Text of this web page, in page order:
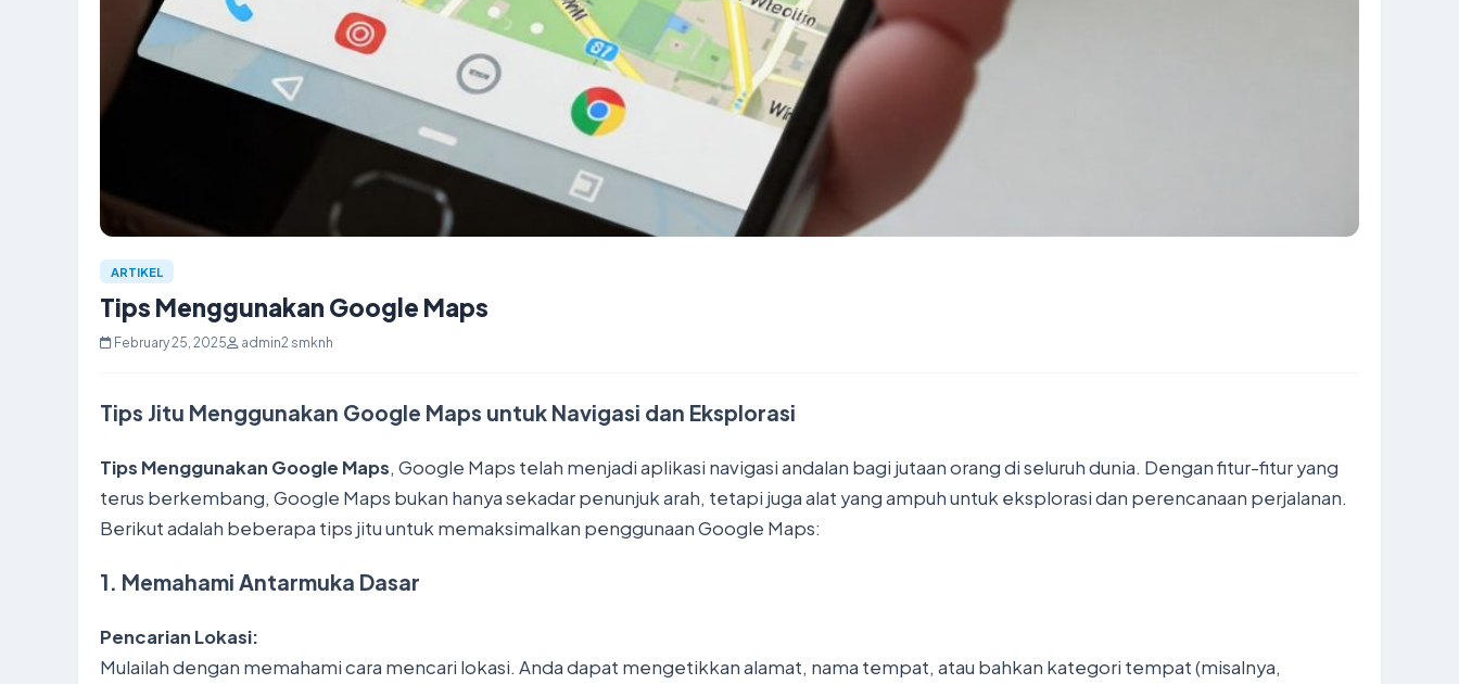
ARTIKEL
Tips Menggunakan Google Maps
February 25, 2025 admin2 smknh
Tips Jitu Menggunakan Google Maps untuk Navigasi dan Eksplorasi
Tips Menggunakan Google Maps, Google Maps telah menjadi aplikasi navigasiandalan bagi jutaan orang di seluruh dunia. Dengan fitur-fitur yang
terus berkembang, Google Maps bukan hanya sekadar penunjuk arah, tetapi juga alat yang ampuh untuk eksplorasi dan perencanaan perjalanan.
Berikut adalah beberapa tips jitu untuk memaksimalkan penggunaan Google Maps:
1. Memahami Antarmuka Dasar
Pencarian Lokasi:
Mulailah dengan memahami cara mencari lokasi. Anda dapat mengetikkan alamat, nama tempat, atau bahkan kategori tempat (misalnya,